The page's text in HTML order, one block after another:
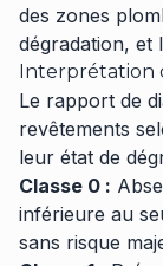
des zones
dégradation, et
Interprétation
Le rapport de
revêtements
leur état de
Classe 0 :
inférieure au
sans risque